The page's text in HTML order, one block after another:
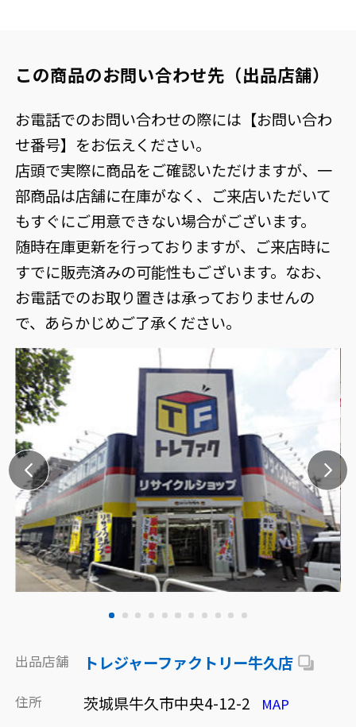
この商品のお問い合わせ先（出品店舗）
お電話でのお問い合わせの際には【お問い合わ
せ番号】をお伝えください。
店頭で実際に商品をご確認いただけますが、一
部商品は店舗に在庫がなく、ご来店いただいて
もすぐにご用意できない場合がございます。
随時在庫更新を行っておりますが、ご来店時に
すでに販売済みの可能性もございます。なお、
お電話でのお取り置きは承っておりませんの
で、あらかじめご了承ください。
出品店舗 トレジャーファクトリー牛久店
住所 茨城県牛久市中央4-12-2 MAP